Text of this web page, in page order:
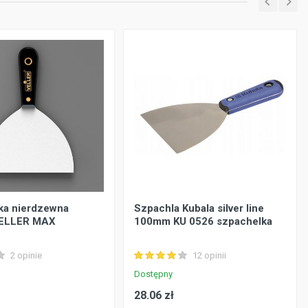
nierdzewna
MAX
2 opinie
Szpachla Kubala silver line
100mm KU 0526 szpachelka
12 opinii
Dostępny
28.06 zł